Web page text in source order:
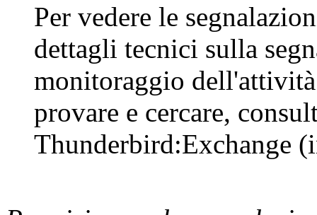
Per vedere le
dettagli tecnici sulla
monitoraggio
provare e cercare,
Thunderbird:Exchange